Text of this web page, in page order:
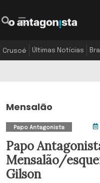
Crusoé Últimas Notícias
Mensalão
Papo Antagonista
Papo
Mensalão/
Gilson